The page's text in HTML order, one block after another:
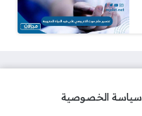
سياسة الخصوصية